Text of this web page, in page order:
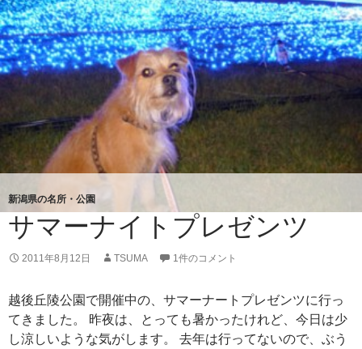
新潟県の名所・公園
サマーナイトプレゼンツ
2011年8月12日 TSUMA 1件のコメント
越後丘陵公園で開催中の、サマーナートプレゼンツに行っ
てきました。 昨夜は、とっても暑かったけれど、今日は少
し涼しいような気がします。 去年は行ってないので、ぶう